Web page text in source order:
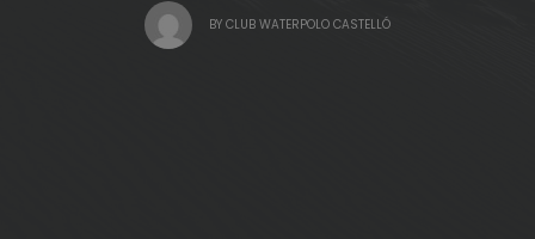
BY CLUB WATERPOLO CASTELLÓ